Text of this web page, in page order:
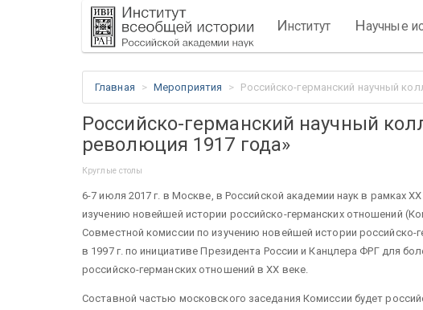
Институт Научные
Главная Мероприятия Российско-германский научный
Российско-германский научный
революция 1917 года»
Круглые столы
6-7 июля 2017 г. в Москве, в Российской академии наук в рамках
изучению новейшей истории российско-германских отношений
Совместной комиссии по изучению новейшей истории
в 1997 г. по инициативе Президента России и Канцлера ФРГ для
российско-германских отношений в ХХ веке.
Составной частью московского заседания Комиссии будет